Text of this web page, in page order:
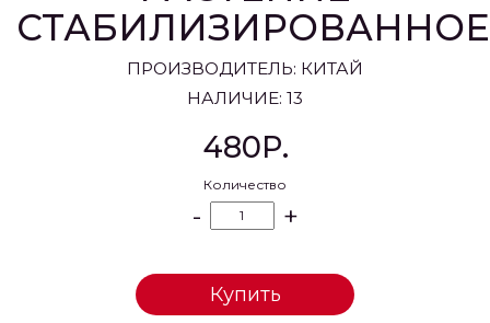
СТАБИЛИЗИРОВАННОЕ
ПРОИЗВОДИТЕЛЬ: КИТАЙ
НАЛИЧИЕ: 13
480Р.
Количество
- +
Купить